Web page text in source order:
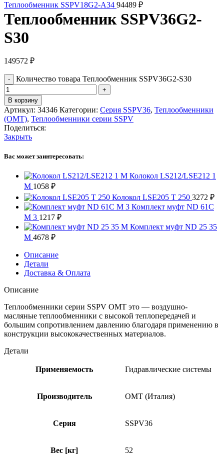
Теплообменник SSPV18G2-A34 94489 ₽
Теплообменник SSPV36G2-
S30
149572 ₽
Количество товара Теплообменник SSPV36G2-S30
В корзину
Артикул: 34346 Категории: Серия SSPV36, Теплообменники
(OMT), Теплообменники серии SSPV
Поделиться:
Закрыть
Вас может заинтересовать:
Колокол LS212/LSE212 1
M 1058 ₽
Колокол LSE205 T 250 3272 ₽
Комплект муфт ND 61C
M 3 1217 ₽
Комплект муфт ND 25 35
M 4678 ₽
Описание
Детали
Доставка & Оплата
Описание
Теплообменники серии SSPV OMT это — воздушно-
масляные теплообменники с высокой теплопередачей и
большим сопротивлением давлению благодаря применению в
конструкции высококачественных материалов.
Детали
Применяемость Гидравлические системы
Производитель OMT (Италия)
Серия SSPV36
Вес [кг] 52